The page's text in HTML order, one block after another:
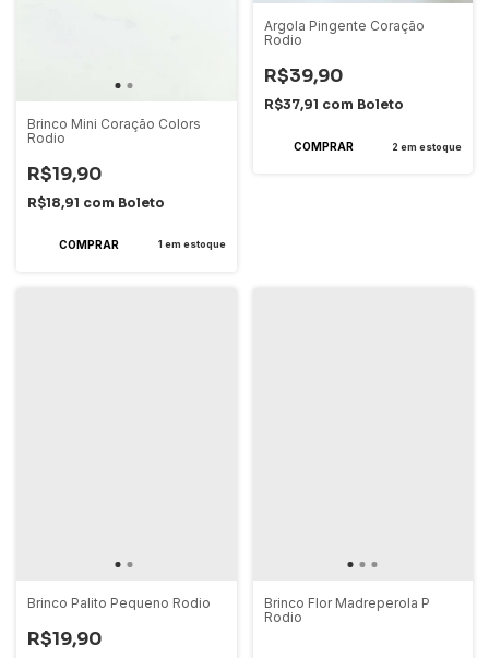
Brinco Mini Coração Colors
Rodio
R$19,90
R$18,91 com Boleto
1 em estoque
Argola Pingente Coração
Rodio
R$39,90
R$37,91 com Boleto
2 em estoque
Brinco Palito Pequeno Rodio
R$19,90
Brinco Flor Madreperola P
Rodio